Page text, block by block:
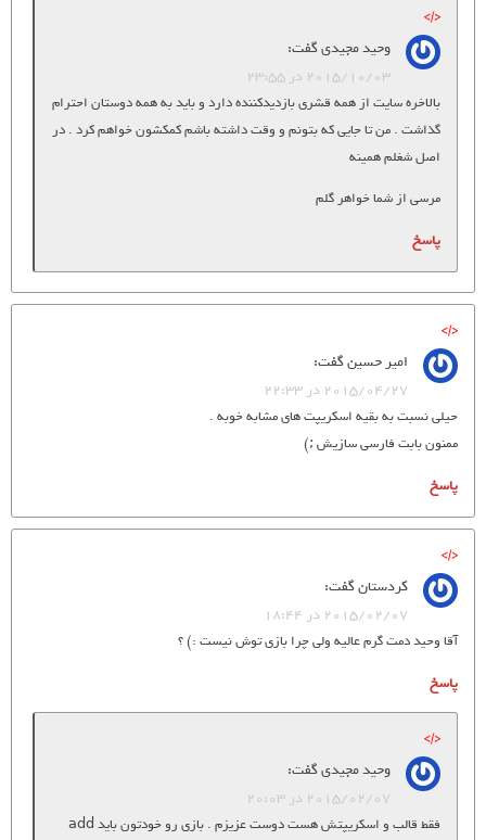
وحید مجیدیگفت:
2015/10/03 در 23:55
بالاخره سایت از همه قشری بازدیدکننده دارد و باید به همه دوستان احترام
گذاشت . من تا جایی که بتونم و وقت داشته باشم کمکشون خواهم کرد . در
اصل شغلم همینه
مرسی از شما خواهر گلم
پاسخ
امیر حسینگفت:
2015/04/27 در 22:33
حیلی نسبت به بقیه اسکریپت های مشابه خوبه .
ممنون بابت فارسی سازیش ;)
پاسخ
کردستانگفت:
2015/02/07 در 18:44
آقا وحید دمت گرم عالیه ولی چرا بازی توش نیست :) ؟
پاسخ
وحید مجیدیگفت:
2015/02/07 در 20:03
فقط قالب و اسکریپتش هست دوست عزیزم . بازی رو خودتون باید add